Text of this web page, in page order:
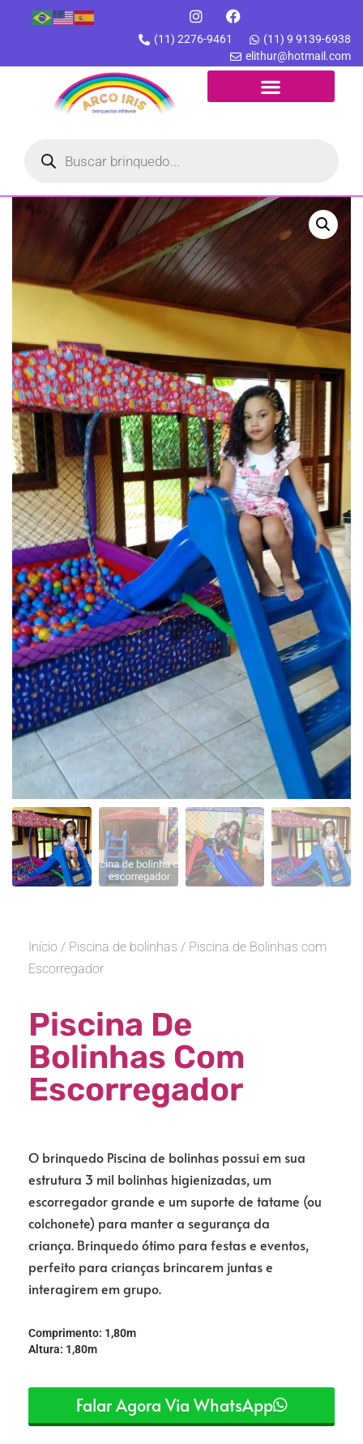
(11) 2276-9461
(11) 9 9139-6938
elithur@hotmail.com
Início / Piscina de bolinhas / Piscina de Bolinhas com
Escorregador
Piscina De
Bolinhas Com
Escorregador
O brinquedo Piscina de bolinhas possui em sua
estrutura 3 mil bolinhas higienizadas, um
escorregador grande e um suporte de tatame (ou
colchonete) para manter a segurança da
criança. Brinquedo ótimo para festas e eventos,
perfeito para crianças brincarem juntas e
interagirem em grupo.
Comprimento: 1,80m
Altura: 1,80m
Falar Agora Via WhatsApp